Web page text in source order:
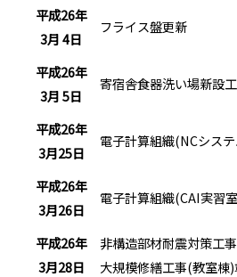
平成26年
3月 4日
フライス盤更新
平成26年
3月 5日
寄宿舎食器洗い場新設
平成26年
3月25日
電子計算組織(NCシス
平成26年
3月26日
電子計算組織(CAI実習
平成26年
3月28日
非構造部材耐震対策工
大規模修繕工事(教室棟